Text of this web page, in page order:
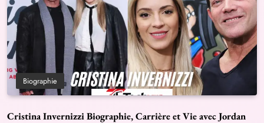
Biographie
Cristina Invernizzi Biographie, Carrière et Vie avec Jordan